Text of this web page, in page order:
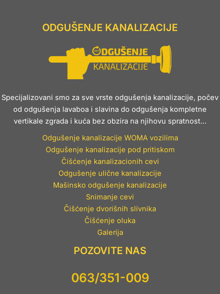
ODGUŠENJE KANALIZACIJE
Specijalizovani smo za sve vrste odgušenja kanalizacije, počev
od odgušenja lavaboa i slavina do odgušenja kompletne
vertikale zgrada i kuća bez obzira na njihovu spratnost…
Odgušenje kanalizacije WOMA vozilima
Odgušenje kanalizacije pod pritiskom
Čišćenje kanalizacionih cevi
Odgušenje ulične kanalizacije
Mašinsko odgušenje kanalizacije
Snimanje cevi
Čišćenje dvorišnih slivnika
Čišćenje oluka
Galerija
POZOVITE NAS
063/351-009